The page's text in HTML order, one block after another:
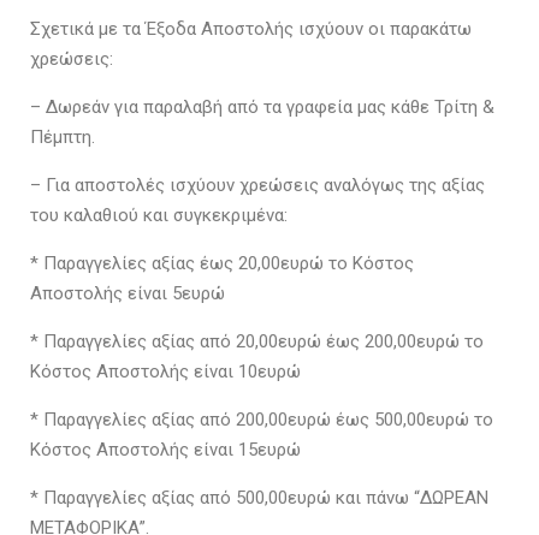
Σχετικά με τα Έξοδα Αποστολής ισχύουν οι παρακάτω
χρεώσεις:
– Δωρεάν για παραλαβή από τα γραφεία μας κάθε Τρίτη &
Πέμπτη.
– Για αποστολές ισχύουν χρεώσεις αναλόγως της αξίας
του καλαθιού και συγκεκριμένα:
* Παραγγελίες αξίας έως 20,00ευρώ το Κόστος
Αποστολής είναι 5ευρώ
* Παραγγελίες αξίας από 20,00ευρώ έως 200,00ευρώ το
Κόστος Αποστολής είναι 10ευρώ
* Παραγγελίες αξίας από 200,00ευρώ έως 500,00ευρώ το
Κόστος Αποστολής είναι 15ευρώ
* Παραγγελίες αξίας από 500,00ευρώ και πάνω “ΔΩΡΕΑΝ
ΜΕΤΑΦΟΡΙΚΑ”.